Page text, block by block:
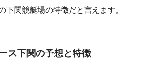
下関競艇場の特徴だと言えます。
ス下関の予想と特徴